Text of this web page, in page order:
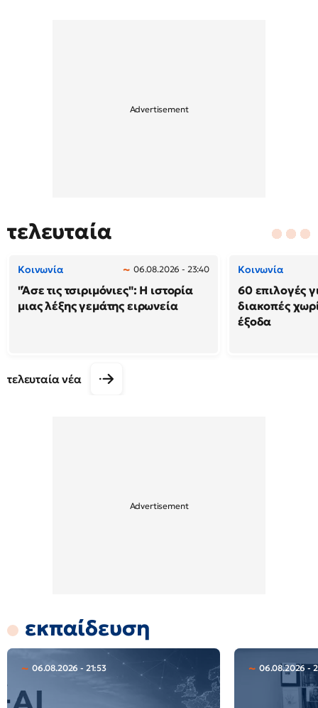
τελευταία
Κοινωνία 06.08.2026 - 23:40
"Άσε τις τσιριμόνιες": Η ιστορία
μιας λέξης γεμάτης ειρωνεία
Κοινωνία
60 επιλογές
διακοπές
έξοδα
τελευταία νέα
εκπαίδευση
06.08.2026 - 21:53 06.08.2026 -